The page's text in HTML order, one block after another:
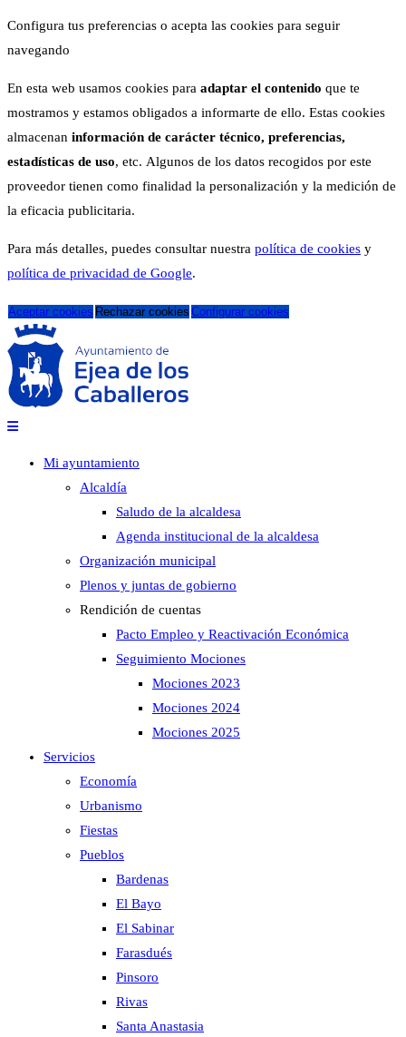
Configura tus preferencias o acepta las cookies para seguir
navegando
En esta web usamos cookies para adaptar el contenido que te
mostramos y estamos obligados a informarte de ello. Estas cookies
almacenan información de carácter técnico, preferencias,
estadísticas de uso, etc. Algunos de los datos recogidos por este
proveedor tienen como finalidad la personalización y la medición de
la eficacia publicitaria.
Para más detalles, puedes consultar nuestra política de cookies y
política de privacidad de Google.
Aceptar cookies Rechazar cookies Configurar cookies
Mi ayuntamiento
Alcaldía
Saludo de la alcaldesa
Agenda institucional de la alcaldesa
Organización municipal
Plenos y juntas de gobierno
Rendición de cuentas
Pacto Empleo y Reactivación Económica
Seguimiento Mociones
Mociones 2023
Mociones 2024
Mociones 2025
Servicios
Economía
Urbanismo
Fiestas
Pueblos
Bardenas
El Bayo
El Sabinar
Farasdués
Pinsoro
Rivas
Santa Anastasia